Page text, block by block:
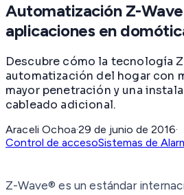
Automatización Z-
aplicaciones en
Descubre cómo la tecnología
automatización del hogar con
mayor penetración y una
cableado adicional.
Araceli Ochoa·29 de junio de 2016·
Control de accesoSistemas de
Z-Wave® es un estándar